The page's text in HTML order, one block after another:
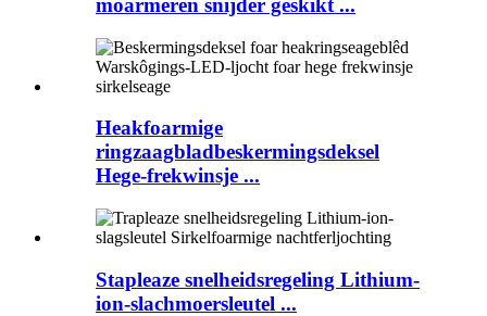
moarmeren snijder geskikt ...
Heakfoarmige
ringzaagbladbeskermingsdeksel
Hege-frekwinsje ...
Stapleaze snelheidsregeling Lithium-
ion-slachmoersleutel ...